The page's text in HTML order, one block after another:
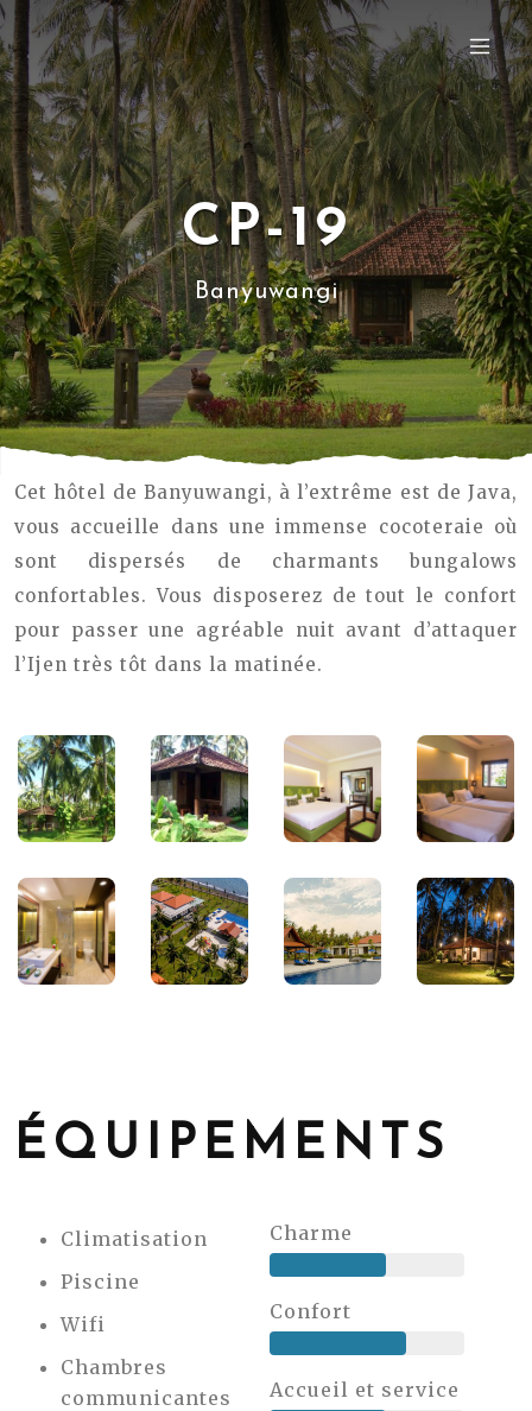
CP-19
Banyuwangi
Cet hôtel de Banyuwangi, à l’extrême est de Java,
vous accueille dans une immense cocoteraie où
sont dispersés de charmants bungalows
confortables. Vous disposerez de tout le confort
pour passer une agréable nuit avant d’attaquer
l’Ijen très tôt dans la matinée.
ÉQUIPEMENTS
Climatisation
Piscine
Wifi
Chambres
communicantes
Charme
Confort
Accueil et service